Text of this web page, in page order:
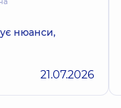
нюанси,
21.07.2026